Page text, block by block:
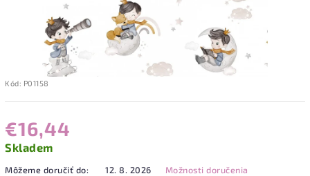
Kód: P01158
€16,44
Skladem
Môžeme doručiť do: 12. 8. 2026 Možnosti doručenia